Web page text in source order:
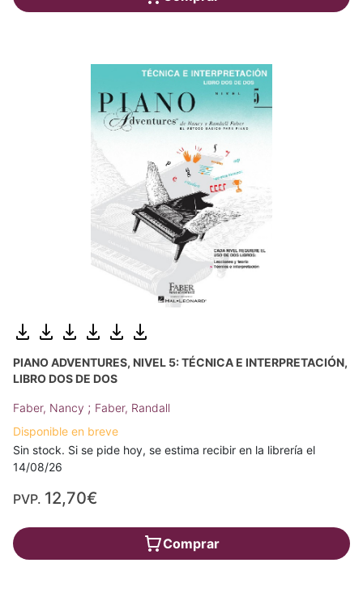
PIANO ADVENTURES, NIVEL 5: TÉCNICA E INTERPRETACIÓN,
LIBRO DOS DE DOS
Faber, Nancy ; Faber, Randall
Disponible en breve
Sin stock. Si se pide hoy, se estima recibir en la librería el
14/08/26
PVP. 12,70€
Comprar